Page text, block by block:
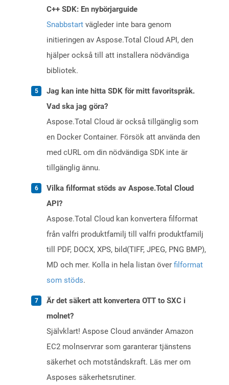
C++ SDK: En nybörjarguide
Snabbstart vägleder inte bara genom
initieringen av Aspose.Total Cloud API, den
hjälper också till att installera nödvändiga
bibliotek.
Jag kan inte hitta SDK för mitt favoritspråk.
Vad ska jag göra?
Aspose.Total Cloud är också tillgänglig som
en Docker Container. Försök att använda den
med cURL om din nödvändiga SDK inte är
tillgänglig ännu.
Vilka filformat stöds av Aspose.Total Cloud
API?
Aspose.Total Cloud kan konvertera filformat
från valfri produktfamilj till valfri produktfamilj
till PDF, DOCX, XPS, bild(TIFF, JPEG, PNG BMP),
MD och mer. Kolla in hela listan över filformat
som stöds.
Är det säkert att konvertera OTT to SXC i
molnet?
Självklart! Aspose Cloud använder Amazon
EC2 molnservrar som garanterar tjänstens
säkerhet och motståndskraft. Läs mer om
Asposes säkerhetsrutiner.